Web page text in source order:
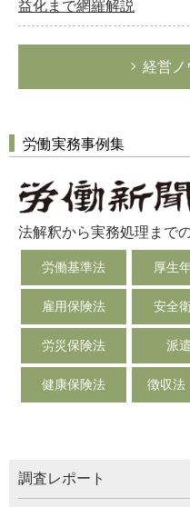
益化まで網羅解説
経営
労働実務事例集
法解釈から実務処理まで
労働基準法 厚生
雇用保険法 安全
労災保険法 派
健康保険法 徴収
調査レポート